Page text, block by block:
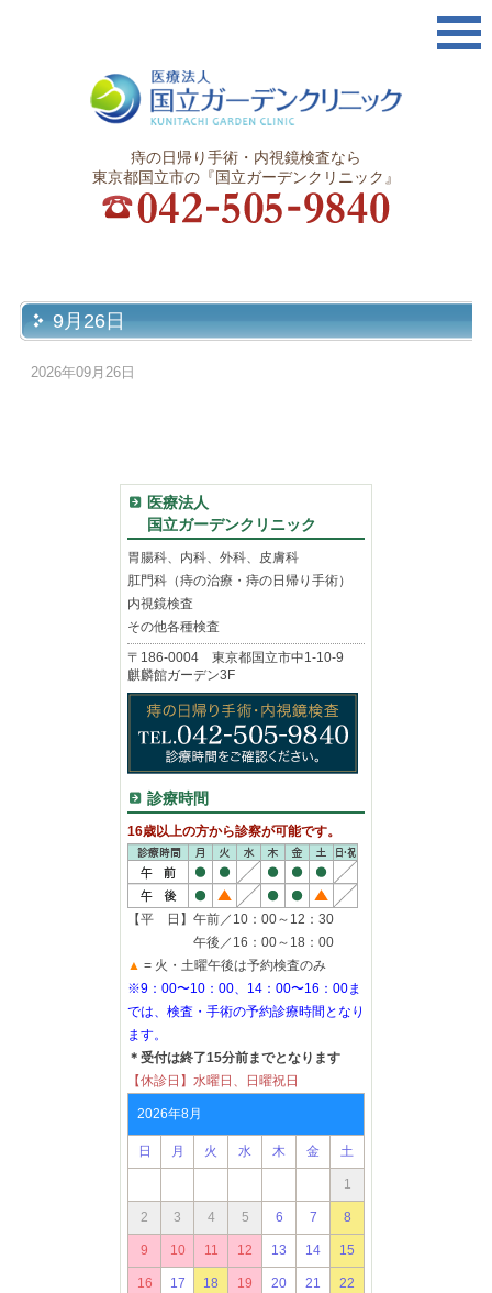
痔の日帰り手術・内視鏡検査なら
東京都国立市の『国立ガーデンクリニック』
9月26日
2026年09月26日
医療法人
国立ガーデンクリニック
胃腸科、内科、外科、皮膚科
肛門科（痔の治療・痔の日帰り手術）
内視鏡検査
その他各種検査
〒186-0004 東京都国立市中1-10-9
麒麟館ガーデン3F
診療時間
16歳以上の方から診察が可能です。
【平 日】午前／10：00～12：30
午後／16：00～18：00
▲ = 火・土曜午後は予約検査のみ
※9：00〜10：00、14：00〜16：00ま
では、検査・手術の予約診療時間となり
ます。
＊受付は終了15分前までとなります
【休診日】水曜日、日曜祝日
2026年8月
日 月 火 水 木 金 土
1
2 3 4 5 6 7 8
9 10 11 12 13 14 15
16 17 18 19 20 21 22